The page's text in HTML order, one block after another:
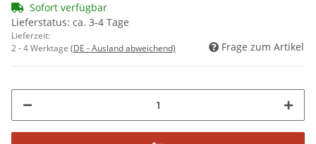
Sofort verfügbar
Lieferstatus: ca. 3-4 Tage
Lieferzeit:
2 - 4 Werktage (DE - Ausland abweichend) Frage zum Artikel